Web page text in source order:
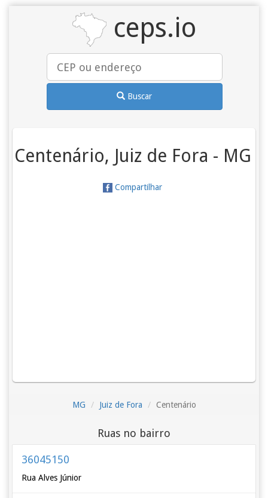
ceps.io
Buscar
Centenário, Juiz de Fora - MG
Compartilhar
MG Juiz de Fora Centenário
Ruas no bairro
36045150
Rua Alves Júnior